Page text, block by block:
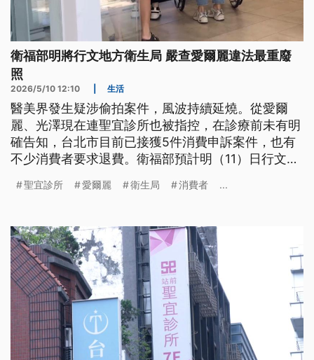
衛福部明將行文地方衛生局 嚴查愛爾麗違法最重廢
照
2026/5/10 12:10 生活
醫美界發生疑涉偷拍案件，風波持續延燒。從愛爾
麗、光澤現在連聖宜診所也被指控，在診療前未有明
確告知，台北市目前已接獲5件消費申訴案件，也有
不少消費者要求退費。衛福部預計明（11）日行文地
法最重停業甚至廢照處分。同時預計下週三（13日）
制。
聖宜診所 愛爾麗 衛生局 消費者 ...